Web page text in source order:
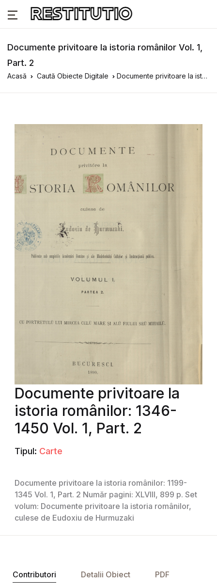
Documente privitoare la istoria românilor Vol. 1,
Part. 2
Acasă Caută Obiecte Digitale Documente privitoare la istoria românilor Vol. 1, Part. 2
Documente privitoare la
istoria românilor: 1346-
1450 Vol. 1, Part. 2
Tipul: Carte
Documente privitoare la istoria românilor: 1199-
1345 Vol. 1, Part. 2 Număr pagini: XLVIII, 899 p. Set
volum: Documente privitoare la istoria românilor,
culese de Eudoxiu de Hurmuzaki
Contributori Detalii Obiect PDF